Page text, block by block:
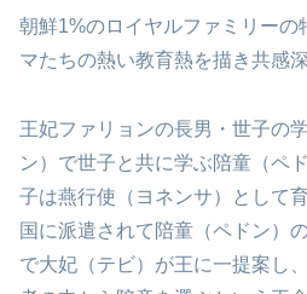
朝鮮1%のロイヤルファミリーの
マたちの熱い教育熱を描き共感
王妃ファリョンの長男・世子の
ン）で世子と共に学ぶ陪童（ペ
子は燕行使（ヨネンサ）として
国に派遣されて陪童（ペドン）
で大妃（テビ）が王に一提案し